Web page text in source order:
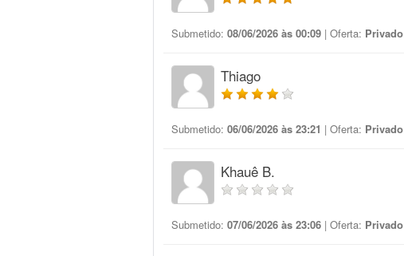
Submetido: 08/06/2026 às 00:09 | Oferta: Privado
Thiago
Submetido: 06/06/2026 às 23:21 | Oferta: Privado
Khauê B.
Submetido: 07/06/2026 às 23:06 | Oferta: Privado